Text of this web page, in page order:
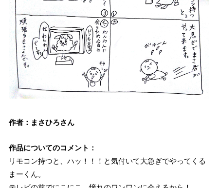
作者：まさひろさん
作品についてのコメント：
リモコン持つと、ハッ！！！と気付いて大急ぎでやってくる
まーくん。